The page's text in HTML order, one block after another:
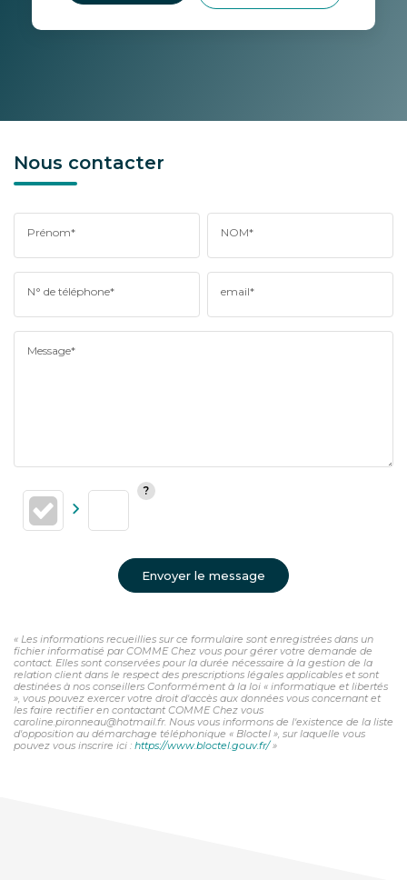
Nous contacter
Prénom* NOM*
N° de téléphone* email*
Message*
Envoyer le message
« Les informations recueillies sur ce formulaire sont enregistrées dans un
fichier informatisé par COMME Chez vous pour gérer votre demande de
contact. Elles sont conservées pour la durée nécessaire à la gestion de la
relation client dans le respect des prescriptions légales applicables et sont
destinées à nos conseillers Conformément à la loi « informatique et libertés
», vous pouvez exercer votre droit d'accès aux données vous concernant et
les faire rectifier en contactant COMME Chez vous
caroline.pironneau@hotmail.fr. Nous vous informons de l'existence de la liste
d'opposition au démarchage téléphonique « Bloctel », sur laquelle vous
pouvez vous inscrire ici : https://www.bloctel.gouv.fr/»